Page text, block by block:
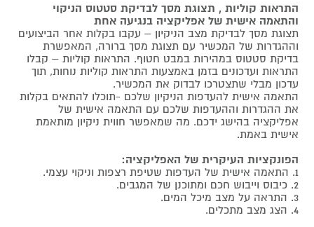
התראות קוליות , תצוגת מסך לבדיקת סטטוס הניקוי
והתאמה אישית של אפליקציה בנגיעה אחת
תצוגת מסך לבדיקת מצב הניקיון – עקבו בקלות אחר הביצועים
וההגדרות של המכשיר עם תצוגת מסך ברורה, המאפשרת
בדיקת סטטוס במהירות במבט חטוף. התראות קוליות – קבלו
התראות ועדכונים בזמן באמצעות התראות קוליות נוחות, תוך
עדכון מבלי שתצטרכו לבדוק את המכשיר.
התאמה אישית להעדפות הניקיון שלכם -תוכלו להתאים בקלות
את ההגדרות וההעדפות שלכם עם התאמה אישית של
אפליקציה בהישג ידכם. מה שמאפשר חווית ניקיון מותאמת
אישית באמת.
הפונקציות העיקרית של האפליקציה:
1. התאמה אישית של העדפות שטיפת רצפות וניקוי עצמי.
2. כיבוס וייבוש חכם ומתוכנן של המגבים.
3. התראה על מצב מיכל המים.
4. הצג מצב מתכלים.